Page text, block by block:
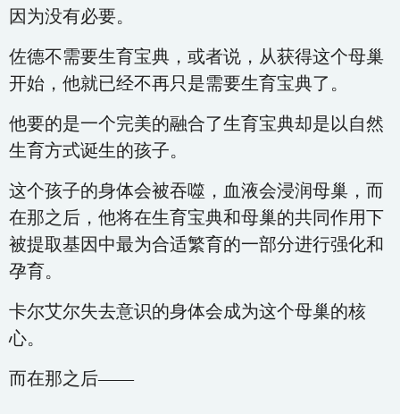
因为没有必要。
佐德不需要生育宝典，或者说，从获得这个母巢
开始，他就已经不再只是需要生育宝典了。
他要的是一个完美的融合了生育宝典却是以自然
生育方式诞生的孩子。
这个孩子的身体会被吞噬，血液会浸润母巢，而
在那之后，他将在生育宝典和母巢的共同作用下
被提取基因中最为合适繁育的一部分进行强化和
孕育。
卡尔艾尔失去意识的身体会成为这个母巢的核
心。
而在那之后——